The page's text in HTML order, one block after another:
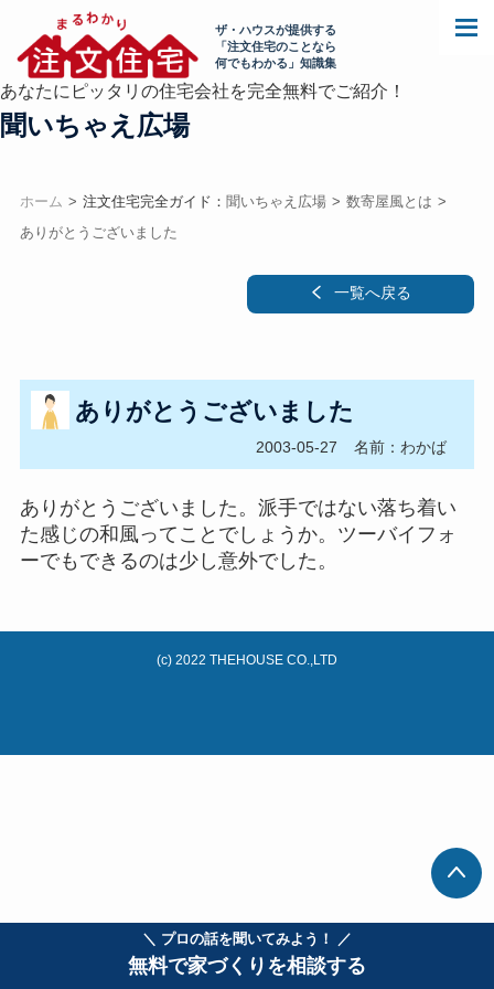
＼ プロの話を聞いてみよう！ ／
無料で家づくりを相談する
ザ・ハウスが提供する
「注文住宅のことなら
何でもわかる」知識集
あなたにピッタリの住宅会社を完全無料でご紹介！
聞いちゃえ広場
ホーム 注文住宅完全ガイド： 聞いちゃえ広場
数寄屋風とは
ありがとうございました
一覧へ戻る
ありがとうございました
2003-05-27 名前：わかば
ありがとうございました。派手ではない落ち着い
た感じの和風ってことでしょうか。ツーバイフォ
ーでもできるのは少し意外でした。
(c) 2022 THEHOUSE CO.,LTD